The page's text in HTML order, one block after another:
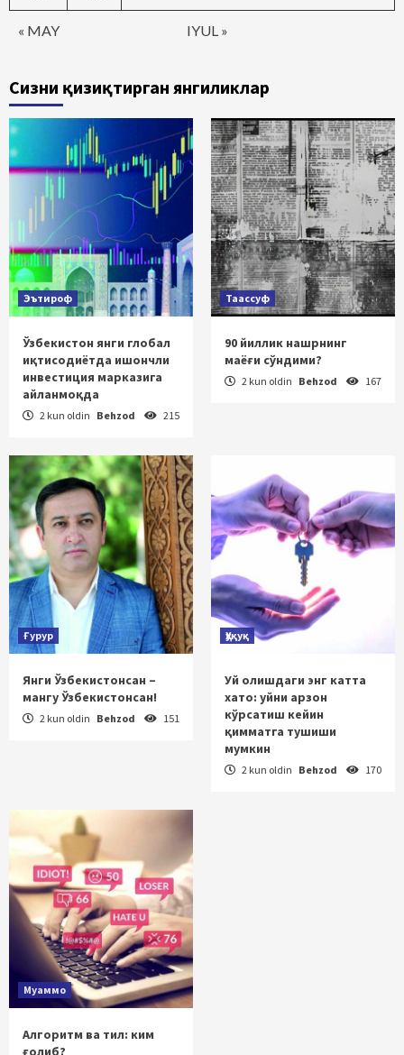
« MAY IYUL »
Сизни қизиқтирган янгиликлар
Эътироф
Ўзбекистон янги глобал
иқтисодиётда ишончли
инвестиция марказига
айланмоқда
2 kun oldin Behzod 215
Таассуф
90 йиллик нашрнинг
маёғи сўндими?
2 kun oldin Behzod 167
Ғурур
Янги Ўзбекистонсан –
мангу Ўзбекистонсан!
2 kun oldin Behzod 151
Ҳуқуқ
Уй олишдаги энг катта
хато: уйни арзон
кўрсатиш кейин
қимматга тушиши
мумкин
2 kun oldin Behzod 170
Муаммо
Алгоритм ва тил: ким
ғолиб?